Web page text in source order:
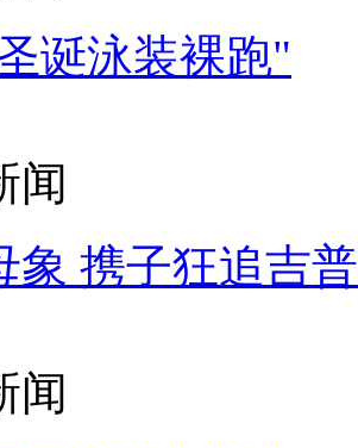
诞泳装裸跑"
闻
象 携子狂追吉
闻